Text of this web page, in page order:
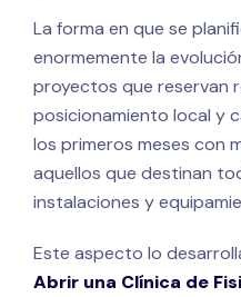
La forma en que se
enormemente la
proyectos que reservan
posicionamiento local y
los primeros meses con
aquellos que destinan
instalaciones y
Este aspecto lo
Abrir una Clínica de